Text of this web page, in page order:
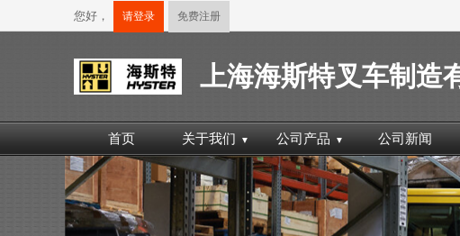
您好， 请登录 免费注册
上海海斯特叉车制造
首页 关于我们 ▼ 公司产品 ▼ 公司新闻